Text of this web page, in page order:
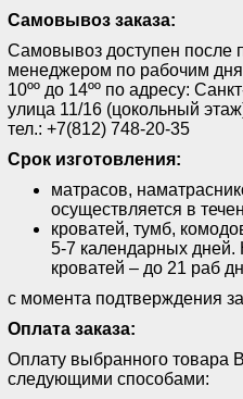
Самовывоз заказа:
Самовывоз доступен после
менеджером по рабочим
10ºº до 14ºº по адресу:
улица 11/16 (цокольный
тел.: +7(812) 748-20-35
Срок изготовления:
матрасов,
осуществляется в
кроватей, тумб,
5-7 календарных дней.
кроватей – до 21 раб
с момента подтверждения
Оплата заказа:
Оплату выбранного товара
следующими способами: